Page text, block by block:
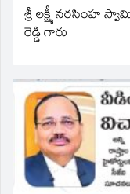
శ్రీ లక్ష్మీ నరసింహ
రెడ్డి గారు